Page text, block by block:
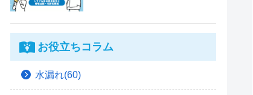
お役立ちコラム
水漏れ(60)